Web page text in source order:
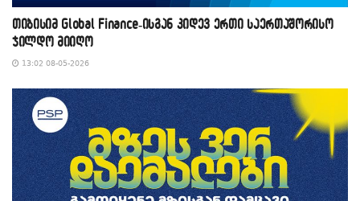
თიბისიმ Global Finance-ისგან კიდევ ერთი საერთაშორისო
ჯილდო მიიღო
13:02 08-05-2026